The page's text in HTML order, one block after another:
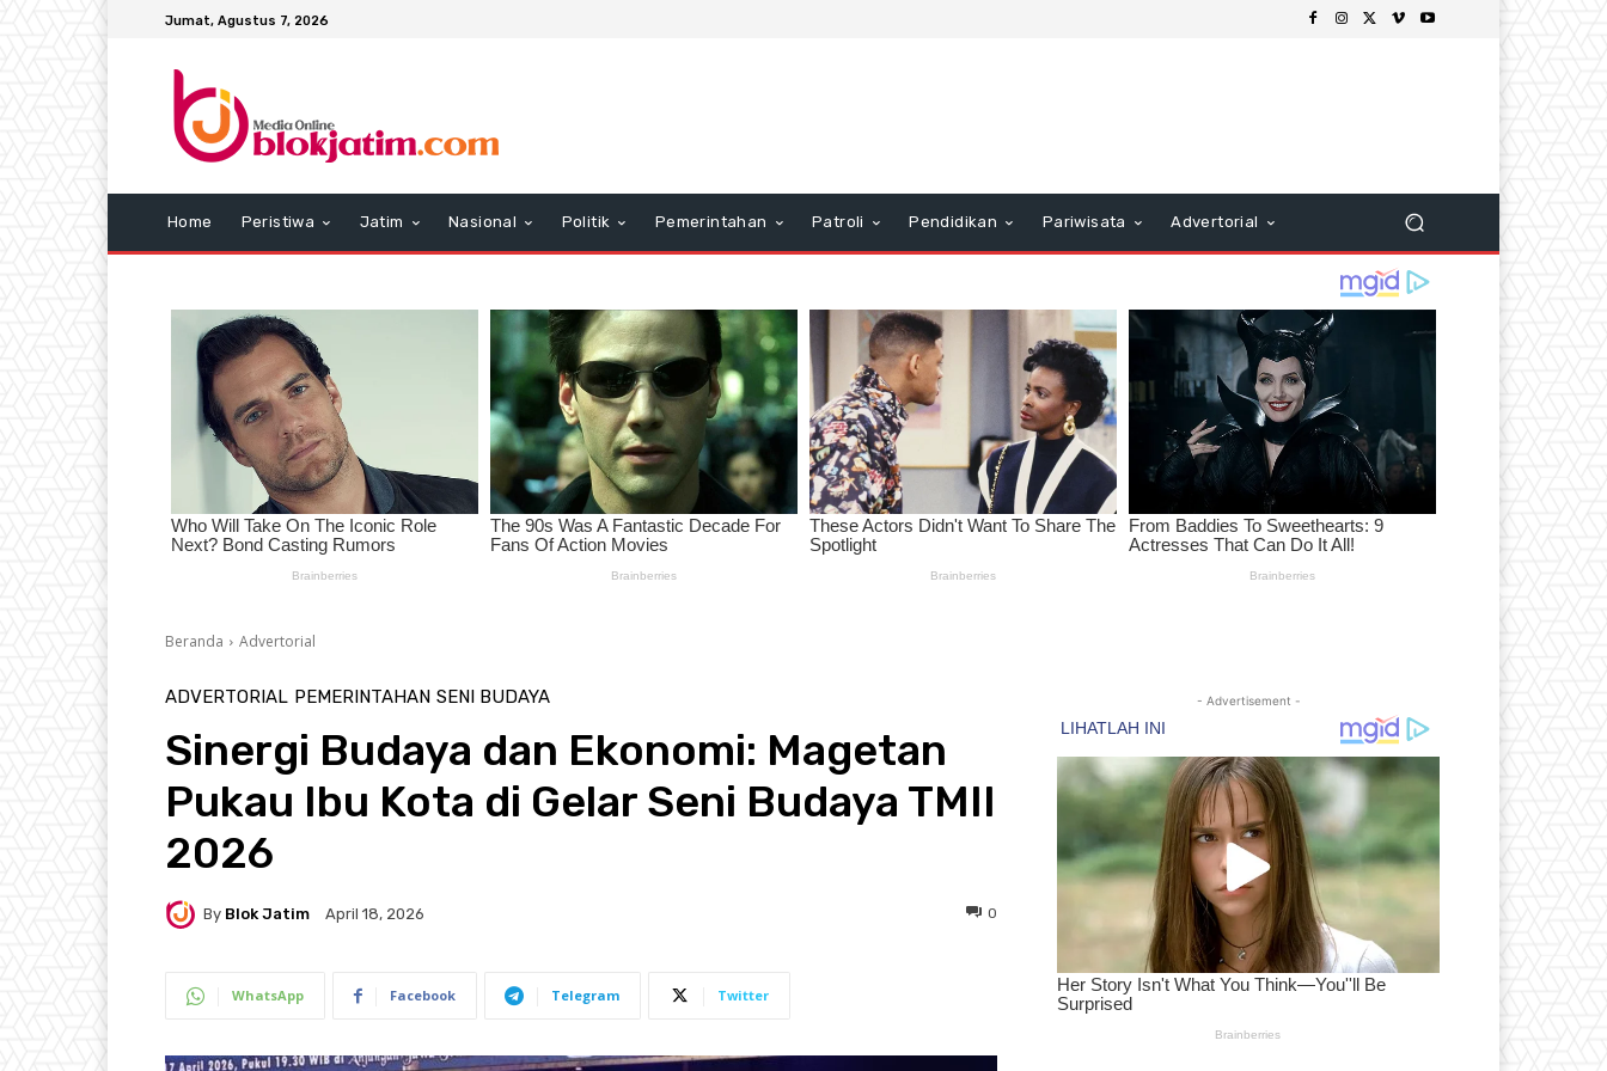
Jumat, Agustus 7, 2026
Home Peristiwa Jatim Nasional Politik Pemerintahan Patroli Pendidikan Pariwisata Advertorial
Beranda Advertorial
ADVERTORIAL PEMERINTAHAN SENI BUDAYA
Sinergi Budaya dan Ekonomi: Magetan
Pukau Ibu Kota di Gelar Seni Budaya TMII
2026
By Blok Jatim April 18, 2026 0
WhatsApp Facebook Telegram Twitter
- Advertisement -